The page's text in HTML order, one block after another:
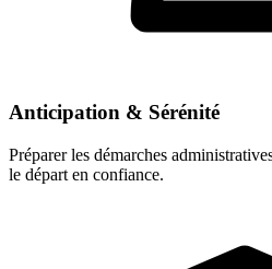
Anticipation & Sérénité
Préparer les démarches
le départ en confiance.